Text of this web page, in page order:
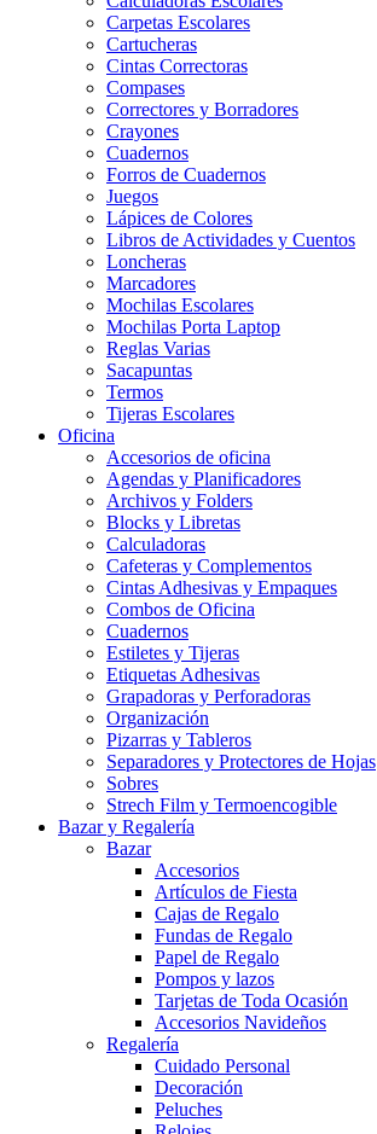
Carpetas Escolares
Cartucheras
Cintas Correctoras
Compases
Correctores y Borradores
Crayones
Cuadernos
Forros de Cuadernos
Juegos
Lápices de Colores
Libros de Actividades y Cuentos
Loncheras
Marcadores
Mochilas Escolares
Mochilas Porta Laptop
Reglas Varias
Sacapuntas
Termos
Tijeras Escolares
Oficina
Accesorios de oficina
Agendas y Planificadores
Archivos y Folders
Blocks y Libretas
Calculadoras
Cafeteras y Complementos
Cintas Adhesivas y Empaques
Combos de Oficina
Cuadernos
Estiletes y Tijeras
Etiquetas Adhesivas
Grapadoras y Perforadoras
Organización
Pizarras y Tableros
Separadores y Protectores de Hojas
Sobres
Strech Film y Termoencogible
Bazar y Regalería
Bazar
Accesorios
Artículos de Fiesta
Cajas de Regalo
Fundas de Regalo
Papel de Regalo
Pompos y lazos
Tarjetas de Toda Ocasión
Accesorios Navideños
Regalería
Cuidado Personal
Decoración
Peluches